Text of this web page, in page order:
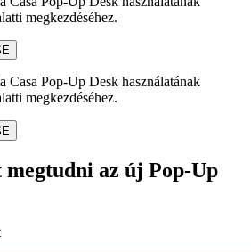
megkezdéséhez.
Casa Pop-Up Desk használatának
megkezdéséhez.
megtudni az új Pop-Up